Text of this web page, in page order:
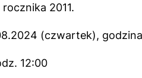
2011.
(czwartek),
12:00